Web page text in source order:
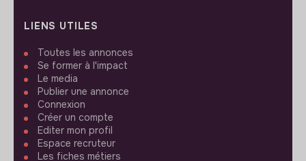
LIENS UTILES
Toutes les annonces
Se former à l'impact
Le media
Publier une annonce
Connexion
Créer un compte
Editer mon profil
Espace recruteur
Les fiches métiers